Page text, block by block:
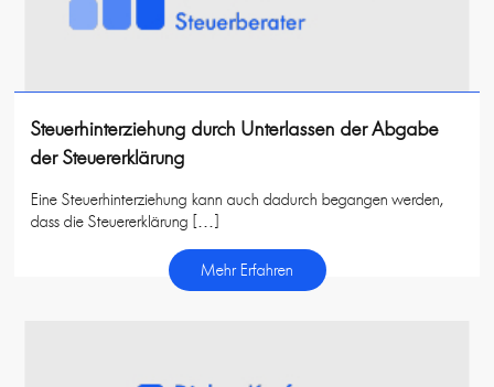
Steuerhinterziehung durch Unterlassen der Abgabe
der Steuererklärung
Eine Steuerhinterziehung kann auch dadurch begangen werden,
dass die Steuererklärung […]
Mehr Erfahren